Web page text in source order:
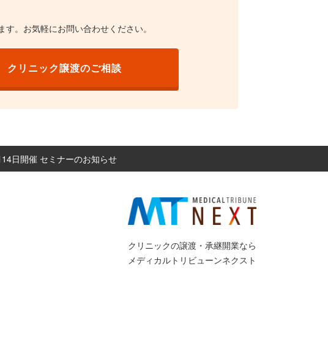
。お気軽にお問い合わせください。
クリニック譲渡のご相談
日開催 セミナーのお知らせ
クリニックの譲渡・承継開業なら
メディカルトリビューンネクスト